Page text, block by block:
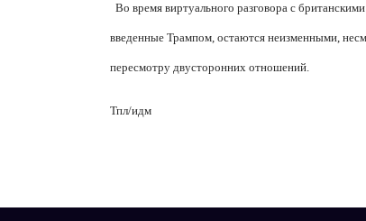
Во время виртуального разговора с
введенные Трампом, остаются неизменными,
пересмотру двусторонних отношений.
Тпл/идм